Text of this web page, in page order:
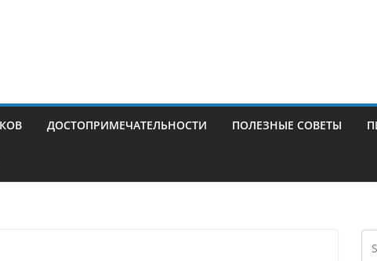
ДОСТОПРИМЕЧАТЕЛЬНОСТИ ПОЛЕЗНЫЕ СОВЕТЫ